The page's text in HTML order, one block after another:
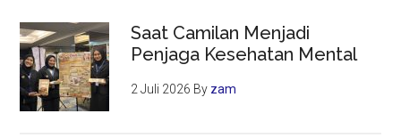
Saat Camilan Menjadi
Penjaga Kesehatan Mental
2 Juli 2026 By zam